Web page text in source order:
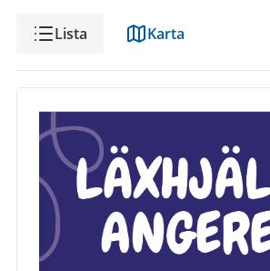
VisningLista Karta